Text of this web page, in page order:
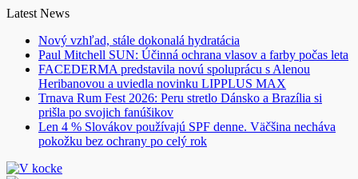
Skip
content
Latest News
Nový vzhľad, stále dokonalá hydratácia
Paul Mitchell SUN: Účinná ochrana vlasov a farby počas leta
FACEDERMA predstavila novú spoluprácu s Alenou
Heribanovou a uviedla novinku LIPPLUS MAX
Trnava Rum Fest 2026: Peru stretlo Dánsko a Brazília si
prišla po svojich fanúšikov
Len 4 % Slovákov používajú SPF denne. Väčšina necháva
pokožku bez ochrany po celý rok